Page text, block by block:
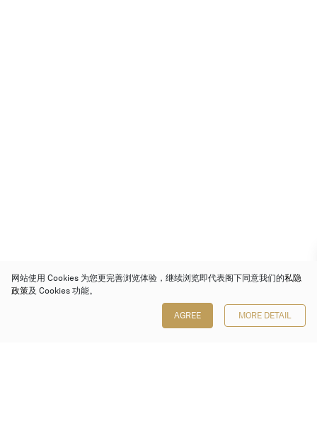
网站使用 Cookies 为您更完善浏览体验，继续浏览即代表阁下同意我们的私隐
政策及 Cookies 功能。
AGREE MORE DETAIL